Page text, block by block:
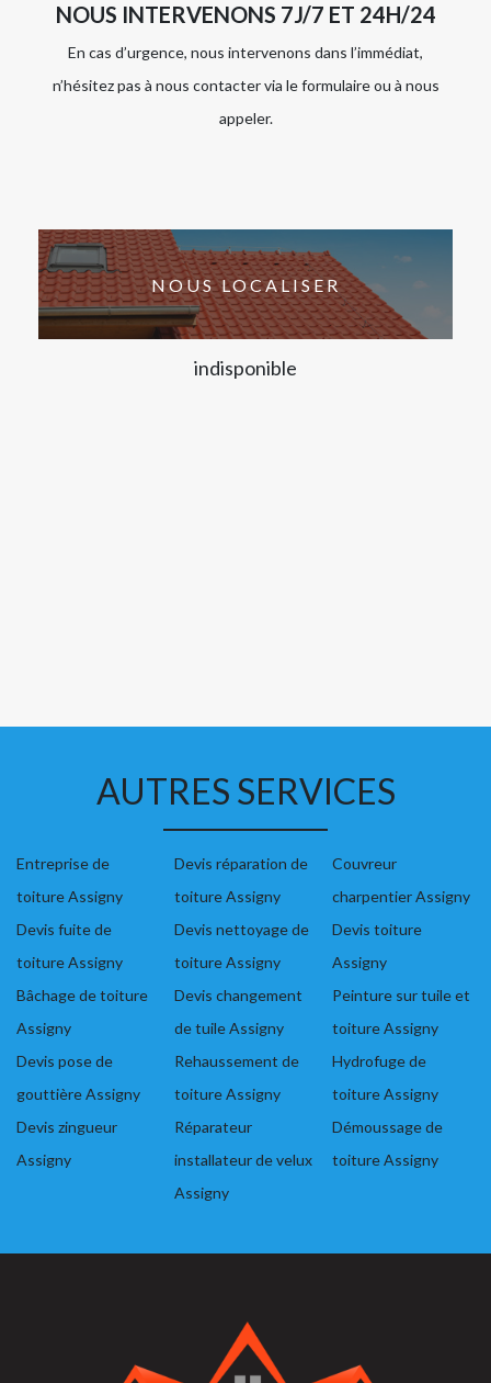
NOUS INTERVENONS 7J/7 ET 24H/24
En cas d’urgence, nous intervenons dans l’immédiat,
n’hésitez pas à nous contacter via le formulaire ou à nous
appeler.
NOUS LOCALISER
indisponible
AUTRES SERVICES
Entreprise de
toiture Assigny
Devis fuite de
toiture Assigny
Bâchage de toiture
Assigny
Devis pose de
gouttière Assigny
Devis zingueur
Assigny
Devis réparation de
toiture Assigny
Devis nettoyage de
toiture Assigny
Devis changement
de tuile Assigny
Rehaussement de
toiture Assigny
Réparateur
installateur de velux
Assigny
Couvreur
charpentier Assigny
Devis toiture
Assigny
Peinture sur tuile et
toiture Assigny
Hydrofuge de
toiture Assigny
Démoussage de
toiture Assigny